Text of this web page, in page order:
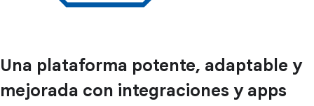
Una plataforma potente, adaptable y
mejorada con integraciones y apps